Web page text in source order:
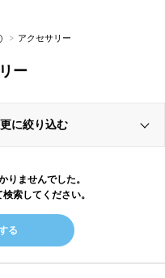
アクセサリー
ー
更に絞り込む
りませんでした。
索してください。
る